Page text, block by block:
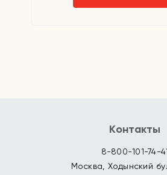
Контакты
8-800-101-74-
Москва, Ходынский